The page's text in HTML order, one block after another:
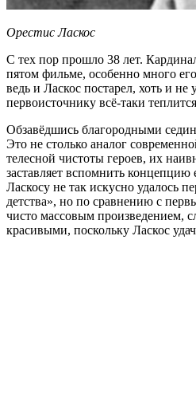
Орестис Ласкос
С тех пор прошло 38 лет.
пятом фильме, особенно много
ведь и Ласкос постарел, хоть и
первоисточнику всё-таки
Обзавёдшись благородными
Это не столько аналог
телесной чистоты героев, их
заставляет вспомнить
Ласкосу не так искусно удалось
детства», но по сравнению с
чисто массовым произведением,
красивыми, поскольку Ласкос